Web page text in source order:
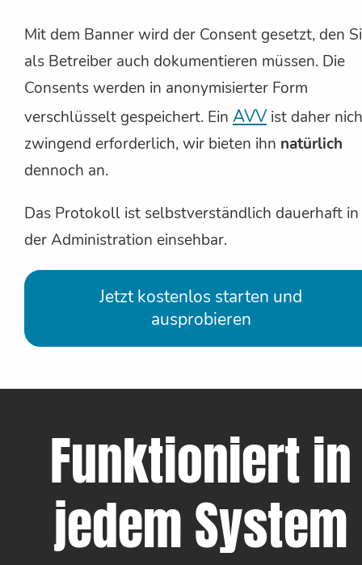
Mit dem Banner wird der Consent gesetzt, den
als Betreiber auch dokumentieren müssen. Die
Consents werden in anonymisierter Form
verschlüsselt gespeichert. Ein AVV ist daher
zwingend erforderlich, wir bieten ihn natürlich
dennoch an.
Das Protokoll ist selbstverständlich dauerhaft in
der Administration einsehbar.
Jetzt kostenlos starten und
ausprobieren
Funktioniert in
jedem System